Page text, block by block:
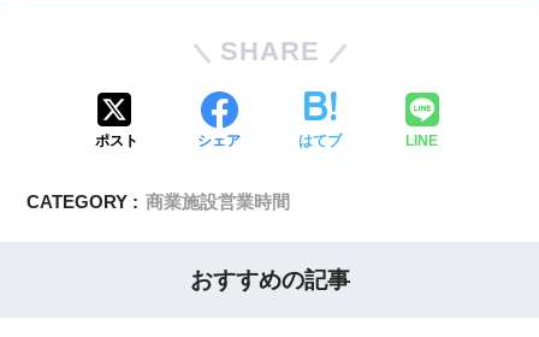
SHARE
ポスト シェア はてブ LINE
CATEGORY : 商業施設営業時間
おすすめの記事